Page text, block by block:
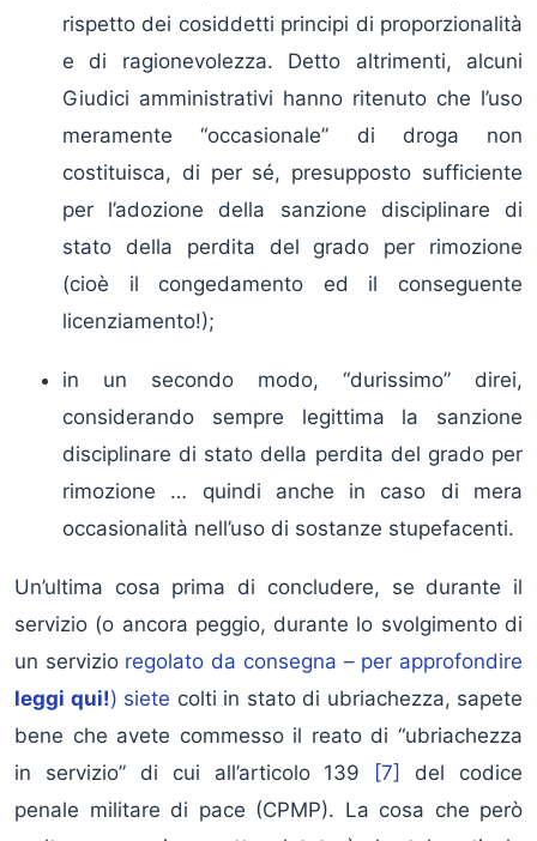
rispetto dei cosiddetti principi di proporzionalità
e di ragionevolezza. Detto altrimenti, alcuni
Giudici amministrativi hanno ritenuto che l’uso
meramente “occasionale” di droga non
costituisca, di per sé, presupposto sufficiente
per l’adozione della sanzione disciplinare di
stato della perdita del grado per rimozione
(cioè il congedamento ed il conseguente
licenziamento!);
in un secondo modo, “durissimo” direi,
considerando sempre legittima la sanzione
disciplinare di stato della perdita del grado per
rimozione … quindi anche in caso di mera
occasionalità nell’uso di sostanze stupefacenti.
Un’ultima cosa prima di concludere, se durante il
servizio (o ancora peggio, durante lo svolgimento di
un servizio regolato da consegna – per approfondire
leggi qui!) siete colti in stato di ubriachezza, sapete
bene che avete commesso il reato di “ubriachezza
in servizio” di cui all’articolo 139
[7]
del codice
penale militare di pace (CPMP). La cosa che però